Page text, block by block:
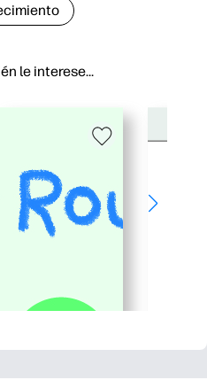
le interese…